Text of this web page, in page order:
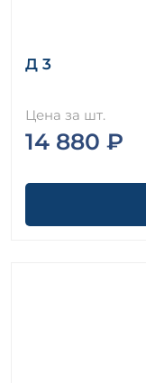
Д 3
Цена за шт.
14 880 ₽